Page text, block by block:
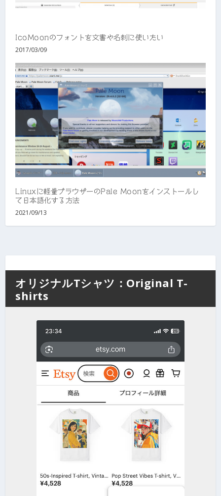
IcoMoonのフォントを文書や名刺に使いたい
2017/03/09
Linuxに軽量ブラウザーのPale Moonをインストールし
て日本語化する方法
2021/09/13
オリジナルTシャツ：Original T-
shirts